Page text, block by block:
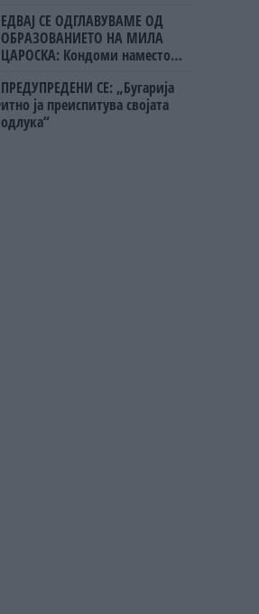
ЕДВАЈ СЕ ОДГЛАВУВАМЕ ОД
ОБРАЗОВАНИЕТО НА МИЛА
ЦАРОСКА: Кондоми наместо
ПРЕДУПРЕДЕНИ СЕ: „Бугарија
итно ја преиспитува својата
одлука“